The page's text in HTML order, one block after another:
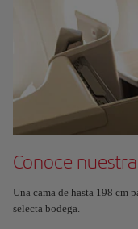
Conoce
Una cama de hasta 198 cm
selecta bodega.